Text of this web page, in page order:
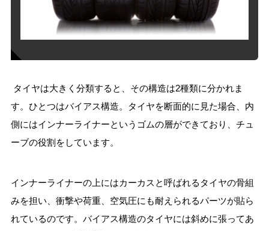
タイヤは大きく分類すると、その構造は2種類に分かれま
す。ひとつはバイアス構造。タイヤを断面的に見た場合、内
側にはインナーライナーというゴムの層ができており、チュ
ーブの役割をしています。
インナーライナーの上にはカーカスと呼ばれるタイヤの骨組
みを担い、衝撃や荷重、空気圧にも耐えられるパーツが貼ら
れているのです。バイアス構造のタイヤには斜めに張ってあ